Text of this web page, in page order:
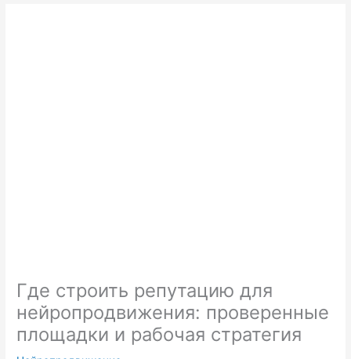
Где строить репутацию для
нейропродвижения: проверенные
площадки и рабочая стратегия